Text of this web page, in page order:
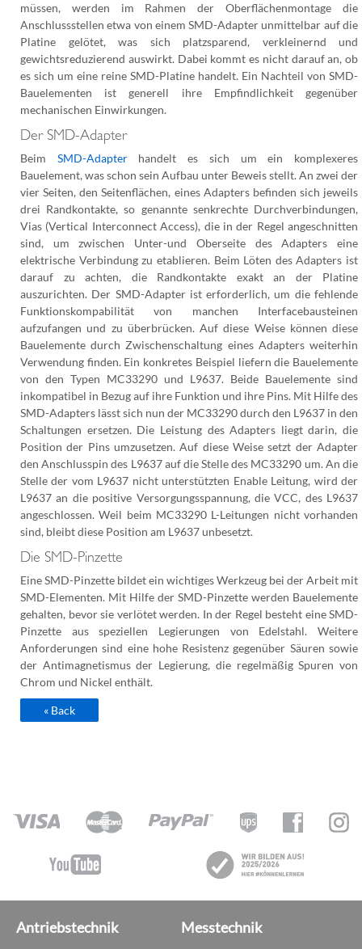
müssen, werden im Rahmen der Oberflächenmontage die
Anschlussstellen etwa von einem SMD-Adapter unmittelbar auf die
Platine gelötet, was sich platzsparend, verkleinernd und
gewichtsreduzierend auswirkt. Dabei kommt es nicht darauf an, ob
es sich um eine reine SMD-Platine handelt. Ein Nachteil von SMD-
Bauelementen ist generell ihre Empfindlichkeit gegenüber
mechanischen Einwirkungen.
Der SMD-Adapter
Beim SMD-Adapterhandelt es sich um ein komplexeres
Bauelement, was schon sein Aufbau unter Beweis stellt. An zwei der
vier Seiten, den Seitenflächen, eines Adapters befinden sich jeweils
drei Randkontakte, so genannte senkrechte Durchverbindungen,
Vias (Vertical Interconnect Access), die in der Regel angeschnitten
sind, um zwischen Unter-und Oberseite des Adapters eine
elektrische Verbindung zu etablieren. Beim Löten des Adapters ist
darauf zu achten, die Randkontakte exakt an der Platine
auszurichten. Der SMD-Adapter ist erforderlich, um die fehlende
Funktionskompabilität von manchen Interfacebausteinen
aufzufangen und zu überbrücken. Auf diese Weise können diese
Bauelemente durch Zwischenschaltung eines Adapters weiterhin
Verwendung finden. Ein konkretes Beispiel liefern die Bauelemente
von den Typen MC33290 und L9637. Beide Bauelemente sind
inkompatibel in Bezug auf ihre Funktion und ihre Pins. Mit Hilfe des
SMD-Adapters lässt sich nun der MC33290 durch den L9637 in den
Schaltungen ersetzen. Die Leistung des Adapters liegt darin, die
Position der Pins umzusetzen. Auf diese Weise setzt der Adapter
den Anschlusspin des L9637 auf die Stelle des MC33290 um. An die
Stelle der vom L9637 nicht unterstützten Enable Leitung, wird der
L9637 an die positive Versorgungsspannung, die VCC, des L9637
angeschlossen. Weil beim MC33290 L-Leitungen nicht vorhanden
sind, bleibt diese Position am L9637 unbesetzt.
Die SMD-Pinzette
Eine SMD-Pinzette bildet ein wichtiges Werkzeug bei der Arbeit mit
SMD-Elementen. Mit Hilfe der SMD-Pinzette werden Bauelemente
gehalten, bevor sie verlötet werden. In der Regel besteht eine SMD-
Pinzette aus speziellen Legierungen von Edelstahl. Weitere
Anforderungen sind eine hohe Resistenz gegenüber Säuren sowie
der Antimagnetismus der Legierung, die regelmäßig Spuren von
Chrom und Nickel enthält.
« Back
Antriebstechnik Messtechnik